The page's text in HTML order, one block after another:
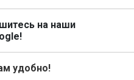
на наши
удобно!